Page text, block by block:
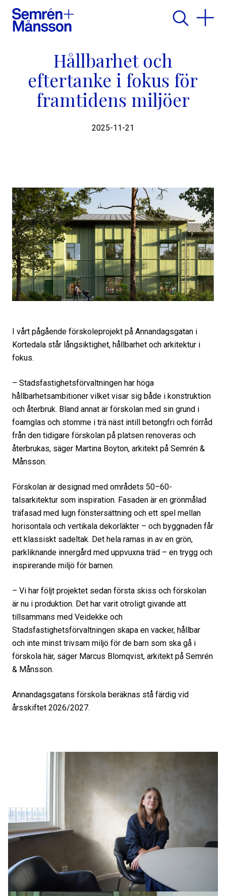
Hållbarhet och
eftertanke i fokus för
framtidens miljöer
2025-11-21
I vårt pågående förskoleprojekt på Annandagsgatan i
Kortedala står långsiktighet, hållbarhet och arkitektur i
fokus.
– Stadsfastighetsförvaltningen har höga
hållbarhetsambitioner vilket visar sig både i konstruktion
och återbruk. Bland annat är förskolan med sin grund i
foamglas och stomme i trä näst intill betongfri och förråd
från den tidigare förskolan på platsen renoveras och
återbrukas, säger Martina Boyton, arkitekt på Semrén &
Månsson.
Förskolan är designad med områdets 50–60-
talsarkitektur som inspiration. Fasaden är en grönmålad
träfasad med lugn fönstersättning och ett spel mellan
horisontala och vertikala dekorläkter – och byggnaden får
ett klassiskt sadeltak. Det hela ramas in av en grön,
parkliknande innergård med uppvuxna träd – en trygg och
inspirerande miljö för barnen.
– Vi har följt projektet sedan första skiss och förskolan
är nu i produktion. Det har varit otroligt givande att
tillsammans med Veidekke och
Stadsfastighetsförvaltningen skapa en vacker, hållbar
och inte minst trivsam miljö för de barn som ska gå i
förskola här, säger Marcus Blomqvist, arkitekt på Semrén
& Månsson.
Annandagsgatans förskola beräknas stå färdig vid
årsskiftet 2026/2027.